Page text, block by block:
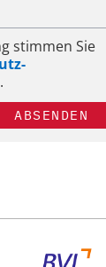
stimmen Sie
ABSENDEN